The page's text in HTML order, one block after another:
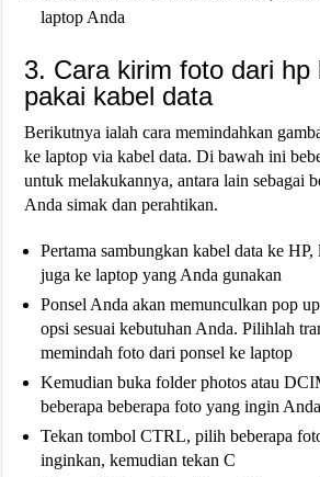
laptop Anda
3. Cara kirim foto dari hp
pakai kabel data
Berikutnya ialah cara memindahkan
ke laptop via kabel data. Di bawah ini
untuk melakukannya, antara lain sebagai
Anda simak dan perahtikan.
Pertama sambungkan kabel data ke
juga ke laptop yang Anda gunakan
Ponsel Anda akan memunculkan pop
opsi sesuai kebutuhan Anda. Pilihlah
memindah foto dari ponsel ke laptop
Kemudian buka folder photos atau
beberapa beberapa foto yang ingin
Tekan tombol CTRL, pilih beberapa
inginkan, kemudian tekan C